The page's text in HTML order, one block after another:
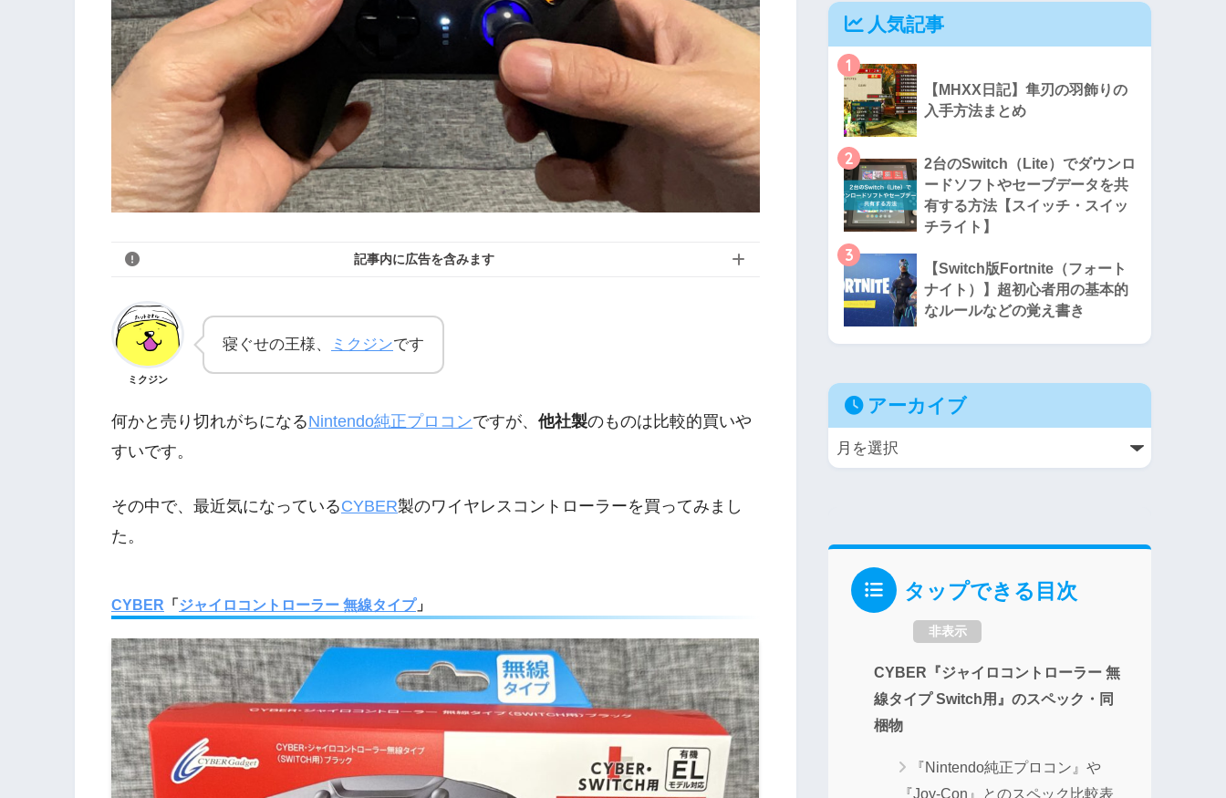
記事内に広告を含みます
ミクジン
寝ぐせの王様、 ミクジンです
何かと売り切れがちになるNintendo純正プロコンですが、 他社製のものは比較的買いや
すいです。
その中で、最近気になっているCYBER製のワイヤレスコントローラーを買ってみまし
た。
CYBER 「 ジャイロコントローラー 無線タイプ」
人気記事
1
【MHXX日記】隼刃の羽飾りの
入手方法まとめ
2
2台のSwitch（Lite）でダウンロ
ードソフトやセーブデータを共
有する方法【スイッチ・スイッ
チライト】
3
【Switch版Fortnite（フォート
ナイト）】超初心者用の基本的
なルールなどの覚え書き
アーカイブ
タップできる目次
非表示
CYBER『ジャイロコントローラー 無
線タイプ Switch用』のスペック・同
梱物
『Nintendo純正プロコン』や
『Joy-Con』とのスペック比較表